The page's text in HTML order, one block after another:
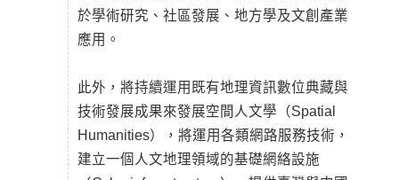
於學術研究、社區發展、地方學及文創產業
應用。
此外，將持續運用既有地理資訊數位典藏與
技術發展成果來發展空間人文學（Spatial
Humanities），將運用各類網路服務技術，
建立一個人文地理領域的基礎網絡設施